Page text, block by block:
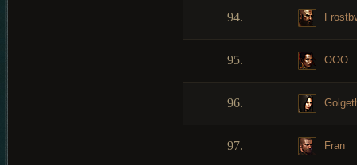
94.
95. OOO
96.
97. Fran